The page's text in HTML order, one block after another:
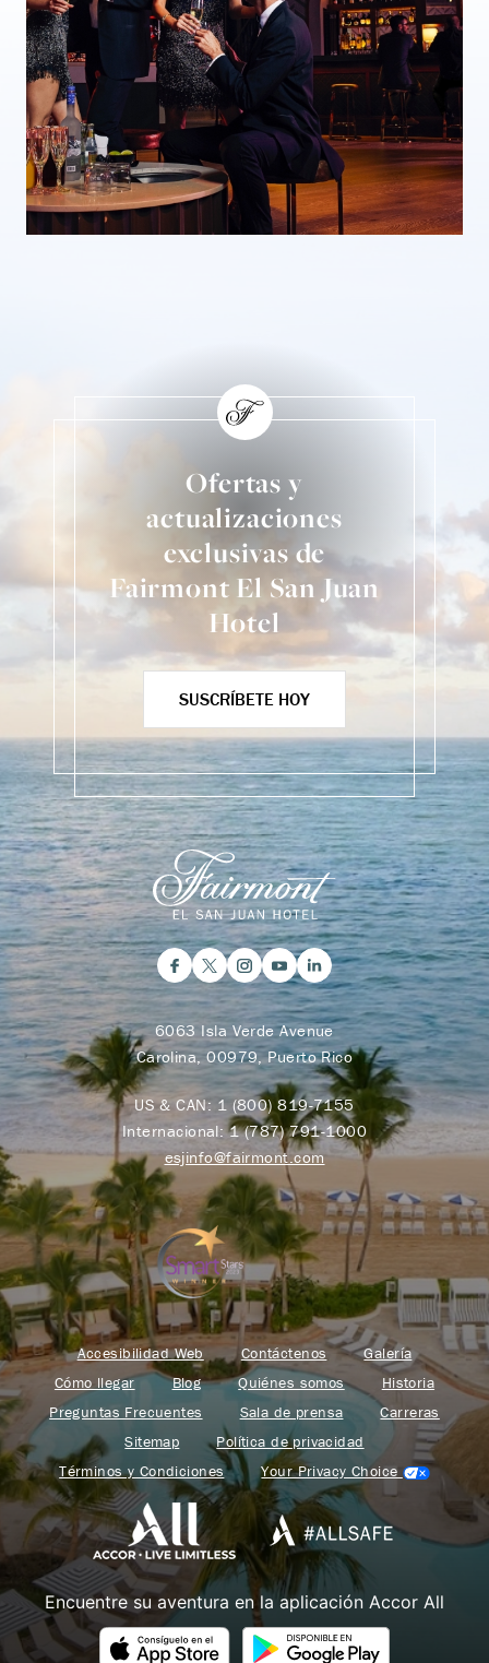
Ofertas y
actualizaciones
exclusivas de
Fairmont El San Juan
Hotel
SUSCRÍBETE HOY
6063 Isla Verde Avenue
Carolina, 00979, Puerto Rico
US & CAN: 1 (800) 819-7155
Internacional:1 (787) 791-1000
esjinfo@fairmont.com
Accesibilidad Web Contáctenos
Galería
Cómo llegar
Blog Quiénes somos
Historia
Preguntas Frecuentes
Sala de prensa
Carreras
Sitemap
Política de privacidad
Términos y Condiciones
Your Privacy Choice
Encuentre su aventura en la aplicación Accor All